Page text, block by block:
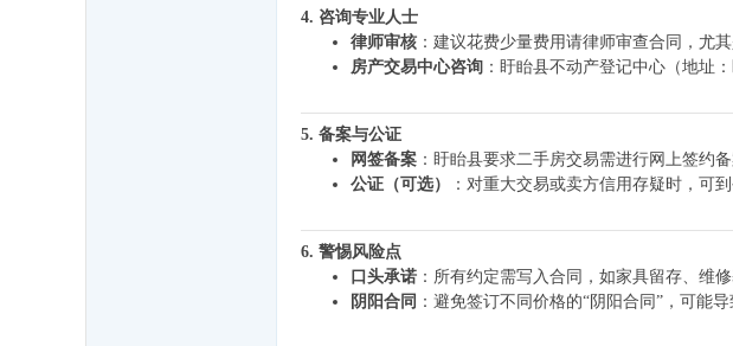
4. 咨询专业人士
律师审核 ：建议花费少量费用请律师审查合同，尤
房产交易中心咨询 ：盱眙县不动产登记中心（地址
5. 备案与公证
网签备案 ：盱眙县要求二手房交易需进行网上签约
公证（可选）
：对重大交易或卖方信用存疑时，可
6. 警惕风险点
口头承诺 ：所有约定需写入合同，如家具留存、维修
阴阳合同 ：避免签订不同价格的“阴阳合同”，可能